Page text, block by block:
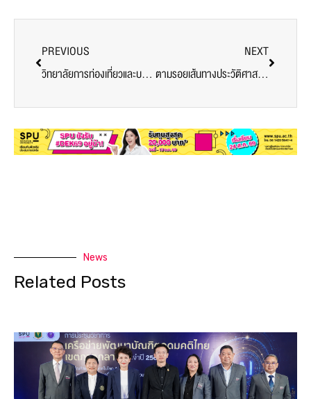
PREVIOUS
วิทยาลัยการท่องเที่ยวและบริการ ม.ศรีปทุม เปิดมุมมองใหม่ เลือกคณะมหาวิทยาลัยด้วยข้อมูล
NEXT
ตามรอยเส้นทางประวัติศาสตร์และวัฒนธรรม ยลอัมพวาและเพชรบุรี สองธานีใต้ร่มพระบารมีจักรีวงศ์
News
Related Posts